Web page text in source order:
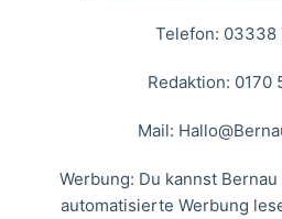
Telefon: 03338
Redaktion: 0170
Mail:
Werbung: Du kannst
automatisierte Werbung